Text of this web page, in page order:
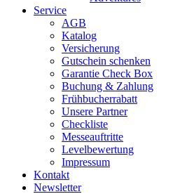
Service
AGB
Katalog
Versicherung
Gutschein schenken
Garantie Check Box
Buchung & Zahlung
Frühbucherrabatt
Unsere Partner
Checkliste
Messeauftritte
Levelbewertung
Impressum
Kontakt
Newsletter